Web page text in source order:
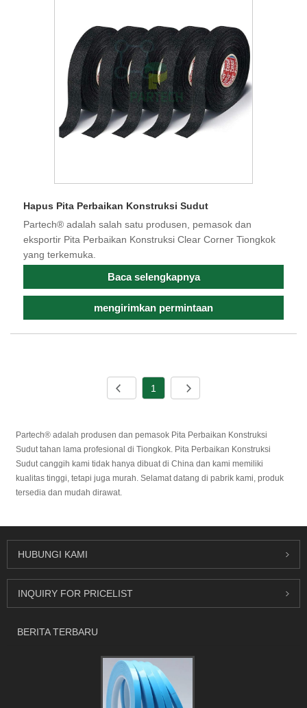
Hapus Pita Perbaikan Konstruksi Sudut
Partech® adalah salah satu produsen, pemasok dan
eksportir Pita Perbaikan Konstruksi Clear Corner Tiongkok
yang terkemuka.
Baca selengkapnya
mengirimkan permintaan
1
Partech® adalah produsen dan pemasok Pita Perbaikan Konstruksi
Sudut tahan lama profesional di Tiongkok. Pita Perbaikan Konstruksi
Sudut canggih kami tidak hanya dibuat di China dan kami memiliki
kualitas tinggi, tetapi juga murah. Selamat datang di pabrik kami, produk
tersedia dan mudah dirawat.
HUBUNGI KAMI
INQUIRY FOR PRICELIST
BERITA TERBARU